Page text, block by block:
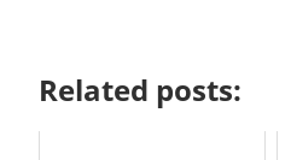
Related posts: